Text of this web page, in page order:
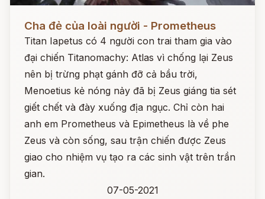
Cha đẻ của loài người - Prometheus
Titan Iapetus có 4 người con trai tham gia vào
đại chiến Titanomachy: Atlas vì chống lại Zeus
nên bị trừng phạt gánh đỡ cả bầu trời,
Menoetius kẻ nóng nảy đã bị Zeus giáng tia sét
giết chết và đày xuống địa ngục. Chỉ còn hai
anh em Prometheus và Epimetheus là về phe
Zeus và còn sống, sau trận chiến được Zeus
giao cho nhiệm vụ tạo ra các sinh vật trên trần
gian.
07-05-2021